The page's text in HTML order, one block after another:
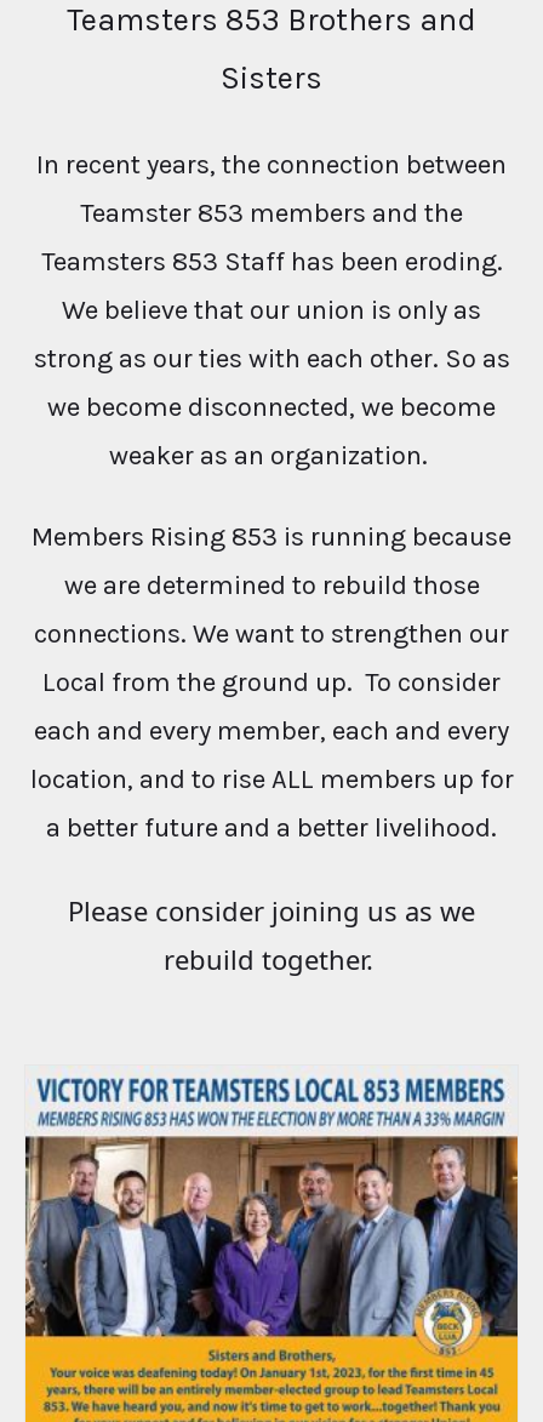
Teamsters 853 Brothers and
Sisters
In recent years, the connection between
Teamster 853 members and the
Teamsters 853 Staff has been eroding.
We believe that our union is only as
strong as our ties with each other. So as
we become disconnected, we become
weaker as an organization.
Members Rising 853 is running because
we are determined to rebuild those
connections. We want to strengthen our
Local from the ground up. To consider
each and every member, each and every
location, and to rise ALL members up for
a better future and a better livelihood.
Please consider joining us as we
rebuild together.